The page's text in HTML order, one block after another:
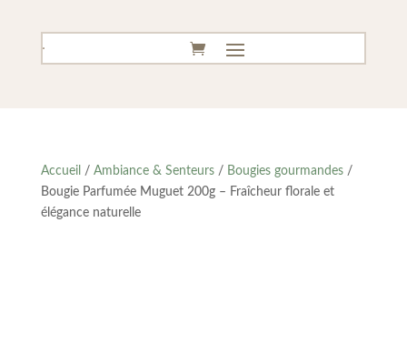
Accueil / Ambiance & Senteurs/ Bougies gourmandes/
Bougie Parfumée Muguet 200g – Fraîcheur florale et
élégance naturelle